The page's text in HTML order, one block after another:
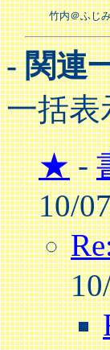
竹内＠ふじ
- 関連
一括表
★-
10/